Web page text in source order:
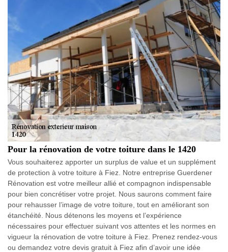
Pour la rénovation de votre toiture dans le 1420
Vous souhaiterez apporter un surplus de value et un supplément
de protection à votre toiture à Fiez. Notre entreprise Guerdener
Rénovation est votre meilleur allié et compagnon indispensable
pour bien concrétiser votre projet. Nous saurons comment faire
pour rehausser l’image de votre toiture, tout en améliorant son
étanchéité. Nous détenons les moyens et l’expérience
nécessaires pour effectuer suivant vos attentes et les normes en
vigueur la rénovation de votre toiture à Fiez. Prenez rendez-vous
ou demandez votre devis gratuit à Fiez afin d’avoir une idée